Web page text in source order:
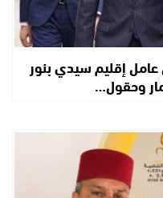
عامل إقليم سيدي بنور
وحقول…